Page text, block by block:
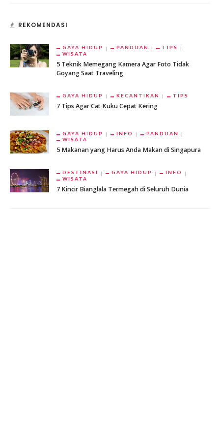
REKOMENDASI
GAYA HIDUP PANDUAN
TIPS
WISATA
5 Teknik Memegang Kamera Agar Foto Tidak
Goyang Saat Traveling
GAYA HIDUP KECANTIKAN TIPS
7 Tips Agar Cat Kuku Cepat Kering
GAYA HIDUP INFO
PANDUAN
WISATA
5 Makanan yang Harus Anda Makan di Singapura
DESTINASI GAYA HIDUP
INFO
WISATA
7 Kincir Bianglala Termegah di Seluruh Dunia